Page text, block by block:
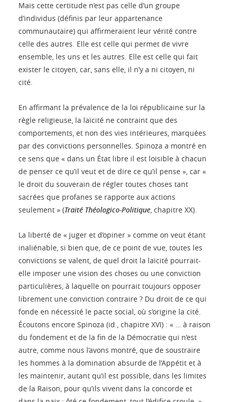
Mais cette certitude n’est pas celle d’un groupe
d’individus (définis par leur appartenance
communautaire) qui affirmeraient leur vérité contre
celle des autres. Elle est celle qui permet de vivre
ensemble, les uns et les autres. Elle est celle qui fait
exister le citoyen, car, sans elle, il n’y a ni citoyen, ni
cité.
En affirmant la prévalence de la loi républicaine sur la
règle religieuse, la laïcité ne contraint que des
comportements, et non des vies intérieures, marquées
par des convictions personnelles. Spinoza a montré en
ce sens que « dans un État libre il est loisible à chacun
de penser ce qu’il veut et de dire ce qu’il pense », car «
le droit du souverain de régler toutes choses tant
sacrées que profanes se rapporte aux actions
seulement » (Traité Théologico-Politique, chapitre XX).
La liberté de « juger et d’opiner » comme on veut étant
inaliénable, si bien que, de ce point de vue, toutes les
convictions se valent, de quel droit la laïcité pourrait-
elle imposer une vision des choses ou une conviction
particulières, à laquelle on pourrait toujours opposer
librement une conviction contraire ? Du droit de ce qui
fonde en nécessité le pacte social, où s’origine la cité.
Écoutons encore Spinoza (id., chapitre XVI) : « … à raison
du fondement et de la fin de la Démocratie qui n’est
autre, comme nous l’avons montré, que de soustraire
les hommes à la domination absurde de l’Appétit et à
les maintenir, autant qu’il est possible, dans les limites
de la Raison, pour qu’ils vivent dans la concorde et